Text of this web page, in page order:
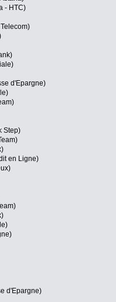
- HTC)
d'Epargne)
Step)
en Ligne)
d'Epargne)